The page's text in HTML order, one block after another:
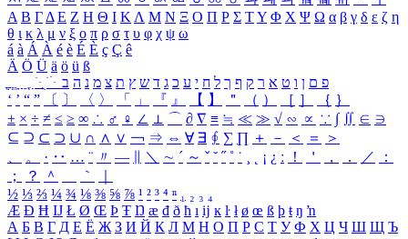
Α Β ΓΔ Ε Ζ Η Θ Ι ΚΛ Μ Ν Ξ Ο Π Ρ Σ ΤΥ Φ Χ Ψ Ω α β γ δ ε ζ η
θ ι κ λ μ ν ξ ο π ρ σ τ υ φ χ ψ ω
á à Á À é è É È ç Ç ê
Ä Ö Ü ä ö ü ß
ִֶֹ ֻּ ׁׂ פ ם ן ו ט א ר ק ף ך ל ח י ע כ ג ד ש ץ ת צ מ נ ה ב
‘ ’ “ ” 〔 〕 〈 〉 「 」 『 』 【 】 ＂ （ ） ［ ］ ｛ ｝
± × ÷ ≠ ≤ ≥ ∞ ∴ ♂ ♀ ∠ ⊥ ⌒ ∂ ∇ ≡ ≒ ≪ ≫ √ ∽ ∝ ∵ ∫ ∬ ∈ ∋
⊆ ⊇ ⊂ ⊃ ∪ ∩ ∧ ∨ ￢ ⇒ ⇔ ∀ ∃ ∮ ∑ ∏ ＋ － ＜ ＝
＞
、
。 · ‥ … ¨ 〃 ― ＼ ∼ ´ ～ ˇ ˘ ˝ ˚ ˙ ¸ ¡ ¿ ː ！ ＇ ， ． ／
：
；
？ ＾ ｀
½ ⅓ ⅔ ¼ ¾ ⅛ ⅜ ⅝ ⅞ ¹ ² ³ ⁴ ⁿ ₁ ₂ ₃ ₄
Æ Ð Ħ Ĳ Ł Ø Œ Þ Ŧ Ŋ æ đ ð ħ ı ĳ ĸ ŀ ł ø œ ß þ ŧ ŋ ŉ
А Б В Г Д Е Ё Ж З И Й К Л М Н О П Р С Т У Ф Х Ц Ч Ш Щ Ъ